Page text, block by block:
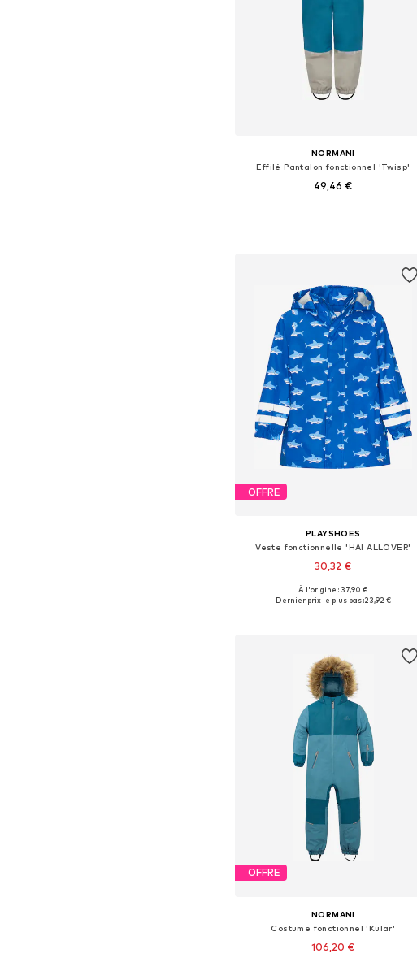
NORMANI
Effilé Pantalon fonctionnel 'Twisp'
49,46 €
OFFRE
PLAYSHOES
Veste fonctionnelle 'HAI ALLOVER'
30,32 €
Tailles disponibles: 80, 86, 92, 98, 128
À l'origine : 37,90 €
Dernier prix le plus bas :23,92 €
OFFRE
NORMANI
Costume fonctionnel 'Kular'
106,20 €